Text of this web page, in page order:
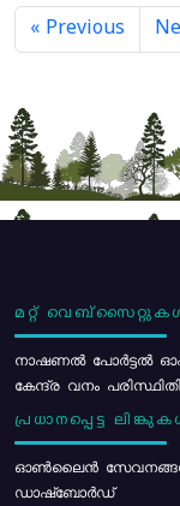
« Previous
മറ്റ്
നാഷണൽ പോർട്ടൽ
കേന്ദ്ര വനം
പ്രധാനപ്പെട്ട
ഓൺലൈൻ
ഡാഷ്ബോർഡ്